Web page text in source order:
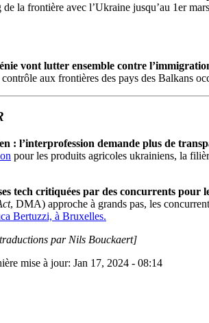
la frontière avec l’Ukraine jusqu’au 1er
vont lutter ensemble contre
aux frontières des pays des Balkans
: l’interprofession demande plus de
pour les produits agricoles ukrainiens, la
tech critiquées par des concurrents
, DMA) approche à grands pas, les
Bertuzzi, à Bruxelles.
par Nils Bouckaert]
mise à jour: Jan 17, 2024 - 08:14